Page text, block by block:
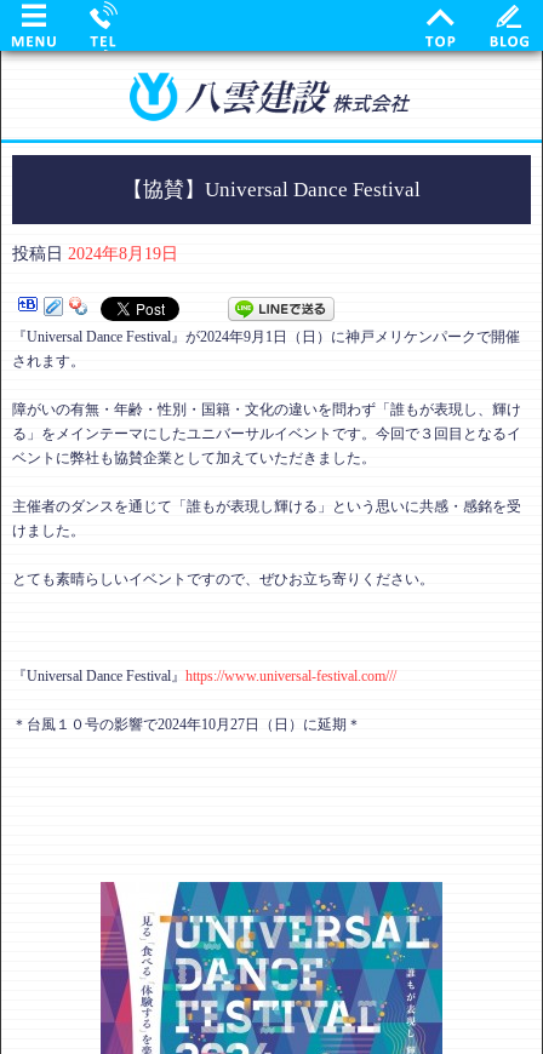
【協賛】Universal Dance Festival
投稿日 2024年8月19日
『Universal Dance Festival』が2024年9月1日（日）に神戸メリケンパークで開催
されます。
障がいの有無・年齢・性別・国籍・文化の違いを問わず「誰もが表現し、輝け
る」をメインテーマにしたユニバーサルイベントです。今回で３回目となるイ
ベントに弊社も協賛企業として加えていただきました。
主催者のダンスを通じて「誰もが表現し輝ける」という思いに共感・感銘を受
けました。
とても素晴らしいイベントですので、ぜひお立ち寄りください。
『Universal Dance Festival』 https://www.universal-festival.com///
＊台風１０号の影響で2024年10月27日（日）に延期＊